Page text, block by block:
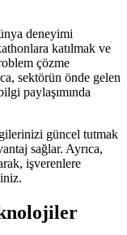
deneyimi
katılmak ve
çözme
sektörün önde gelen
paylaşımında
güncel tutmak
sağlar. Ayrıca,
işverenlere